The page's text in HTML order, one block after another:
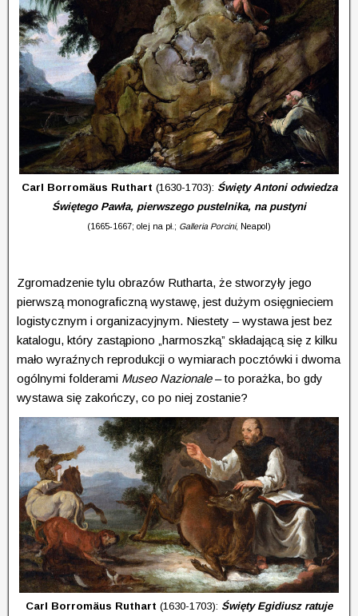
Carl Borromäus Ruthart (1630-1703): Święty Antoni odwiedza
Świętego Pawła, pierwszego pustelnika, na pustyni
(1665-1667; olej na pł.; Galleria Porcini, Neapol)
Zgromadzenie tylu obrazów Rutharta, że stworzyły jego
pierwszą monograficzną wystawę, jest dużym osięgnieciem
logistycznym i organizacyjnym. Niestety – wystawa jest bez
katalogu, który zastąpiono „harmoszką” składającą się z kilku
mało wyraźnych reprodukcji o wymiarach pocztówki i dwoma
ogólnymi folderami Museo Nazionale– to porażka, bo gdy
wystawa się zakończy, co po niej zostanie?
Carl Borromäus Ruthart (1630-1703): Święty Egidiusz ratuje